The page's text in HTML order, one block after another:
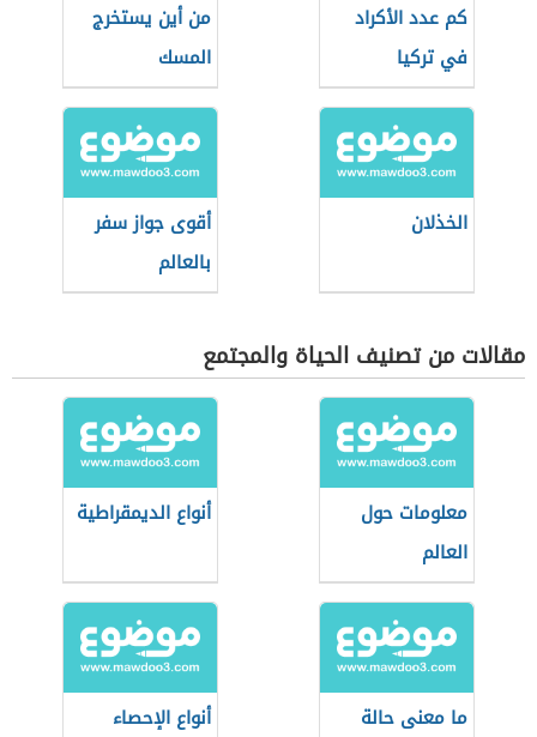
كم عدد الأكراد
في تركيا
من أين يستخرج
المسك
الخذلان
أقوى جواز سفر
بالعالم
مقالات من تصنيف الحياة والمجتمع
معلومات حول
العالم
أنواع الديمقراطية
ما معنى حالة
أنواع الإحصاء